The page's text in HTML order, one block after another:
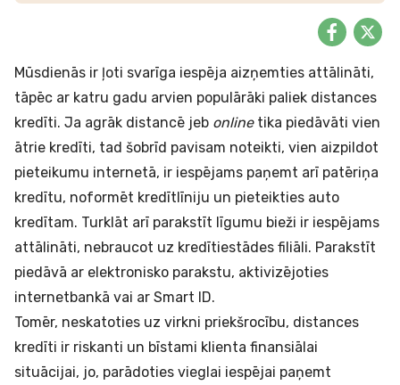
Mūsdienās ir ļoti svarīga iespēja aizņemties attālināti,
tāpēc ar katru gadu arvien populārāki paliek distances
kredīti. Ja agrāk distancē jeb online tika piedāvāti vien
ātrie kredīti, tad šobrīd pavisam noteikti, vien aizpildot
pieteikumu internetā, ir iespējams paņemt arī patēriņa
kredītu, noformēt kredītlīniju un pieteikties auto
kredītam. Turklāt arī parakstīt līgumu bieži ir iespējams
attālināti, nebraucot uz kredītiestādes filiāli. Parakstīt
piedāvā ar elektronisko parakstu, aktivizējoties
internetbankā vai ar Smart ID.
Tomēr, neskatoties uz virkni priekšrocību, distances
kredīti ir riskanti un bīstami klienta finansiālai
situācijai, jo, parādoties vieglai iespējai paņemt